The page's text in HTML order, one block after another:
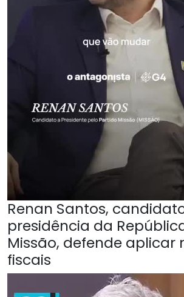
Renan Santos,
presidência da
Missão, defende aplicar
fiscais